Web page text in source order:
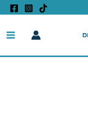
contenido